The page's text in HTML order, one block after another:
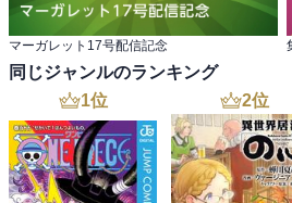
マーガレット17号配信記念
同じジャンルのランキング
1位 2位